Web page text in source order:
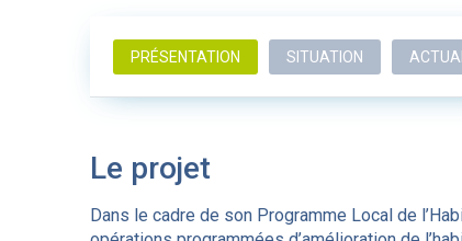
PRÉSENTATION SITUATION
Le projet
Dans le cadre de son Programme Local de